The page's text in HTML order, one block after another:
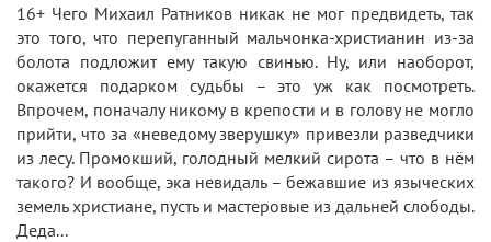
16+ Чего Михаил Ратников никак не мог предвидеть, так
это того, что перепуганный мальчонка-христианин из-за
болота подложит ему такую свинью. Ну, или наоборот,
окажется подарком судьбы – это уж как посмотреть.
Впрочем, поначалу никому в крепости и в голову не могло
прийти, что за «неведому зверушку» привезли разведчики
из лесу. Промокший, голодный мелкий сирота – что в нём
такого? И вообще, эка невидаль – бежавшие из языческих
земель христиане, пусть и мастеровые из дальней слободы.
Деда...